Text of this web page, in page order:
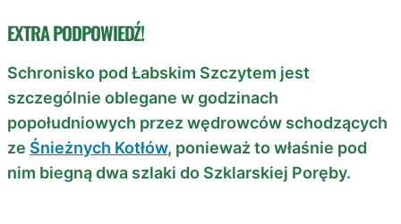
EXTRA PODPOWIEDŹ!
Schronisko pod Łabskim Szczytem jest
szczególnie oblegane w godzinach
popołudniowych przez wędrowców schodzących
ze Śnieżnych Kotłów, ponieważ to właśnie pod
nim biegną dwa szlaki do Szklarskiej Poręby.